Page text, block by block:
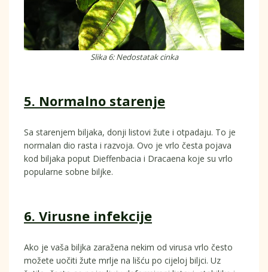
Slika 6: Nedostatak cinka
5. Normalno starenje
Sa starenjem biljaka, donji listovi žute i otpadaju. To je
normalan dio rasta i razvoja. Ovo je vrlo česta pojava
kod biljaka poput Dieffenbacia i Dracaena koje su vrlo
popularne sobne biljke.
6. Virusne infekcije
Ako je vaša biljka zaražena nekim od virusa vrlo često
možete uočiti žute mrlje na lišću po cijeloj biljci. Uz